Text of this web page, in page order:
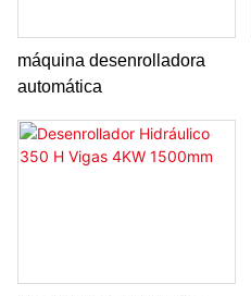
máquina desenrolladora
automática